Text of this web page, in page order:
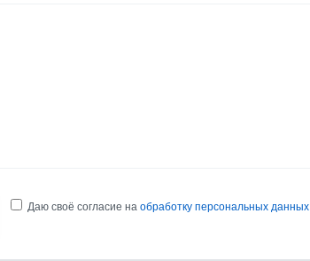
Даю своё согласие на обработку персональных данных